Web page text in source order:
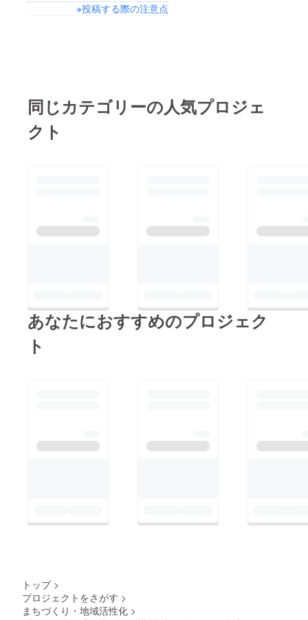
きてくださいね！
※投稿する際の注意点
同じカテゴリーの人気プロジェ
クト
あなたにおすすめのプロジェク
ト
トップ >
プロジェクトをさがす >
まちづくり・地域活性化 >